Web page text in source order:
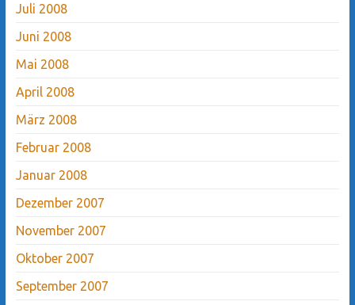
Juli 2008
Juni 2008
Mai 2008
April 2008
März 2008
Februar 2008
Januar 2008
Dezember 2007
November 2007
Oktober 2007
September 2007